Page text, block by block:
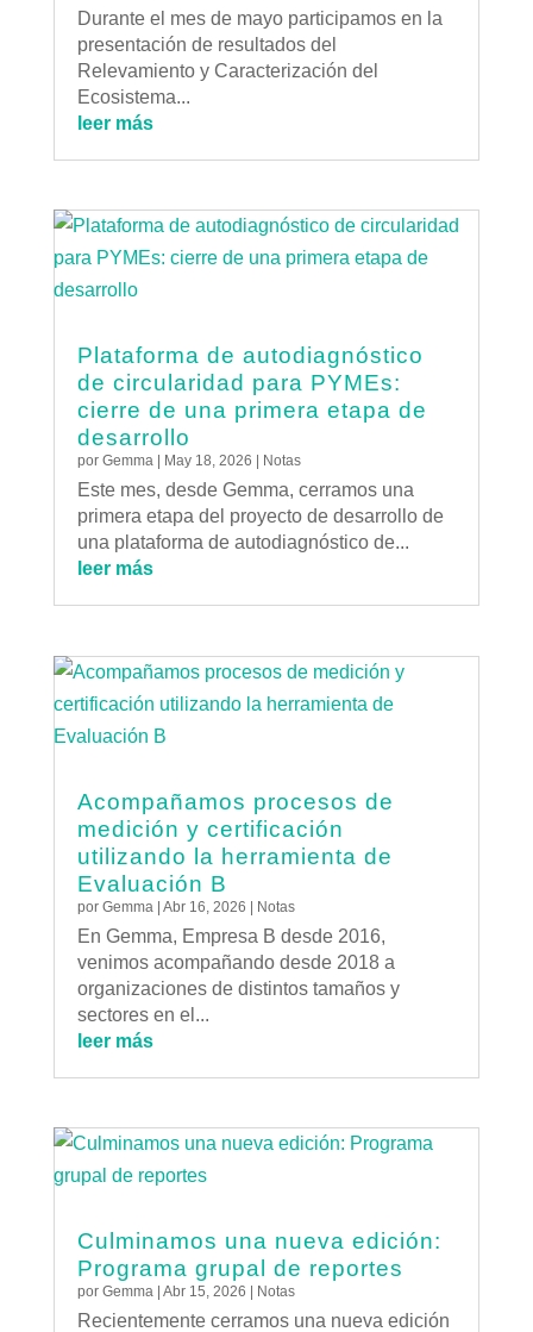
Durante el mes de mayo participamos en la
presentación de resultados del
Relevamiento y Caracterización del
Ecosistema...
leer más
Plataforma de autodiagnóstico
de circularidad para PYMEs:
cierre de una primera etapa de
desarrollo
por Gemma| May 18, 2026 Notas
Este mes, desde Gemma, cerramos una
primera etapa del proyecto de desarrollo de
una plataforma de autodiagnóstico de...
leer más
Acompañamos procesos de
medición y certificación
utilizando la herramienta de
Evaluación B
por Gemma | Abr 16, 2026 | Notas
En Gemma, Empresa B desde 2016,
venimos acompañando desde 2018 a
organizaciones de distintos tamaños y
sectores en el...
leer más
Culminamos una nueva edición:
Programa grupal de reportes
por Gemma| Abr 15, 2026 | Notas
Recientemente cerramos una nueva edición